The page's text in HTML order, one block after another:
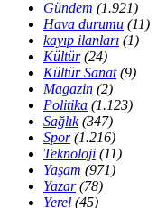
Gündem (1.921)
Hava durumu (11)
kayıp ilanları (1)
Kültür(24)
Kültür Sanat(9)
Magazin (2)
Politika (1.123)
Sağlık(347)
Spor(1.216)
Teknoloji (11)
Yaşam (971)
Yazar(78)
Yerel (45)